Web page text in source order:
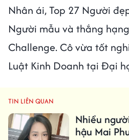
Nhân ái, Top 27 Người
Người mẫu và thắng
Challenge. Cô vừa tốt
Luật Kinh Doanh tại Đại
TIN LIÊN QUAN
Nhiều
hậu Mai